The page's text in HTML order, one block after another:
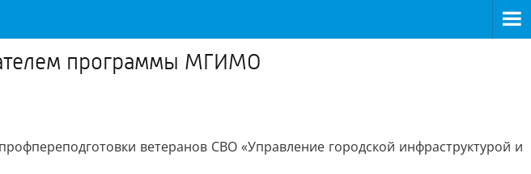
программы МГИМО
ветеранов СВО «Управление городской инфраструктурой и